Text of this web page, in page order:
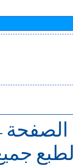
الصفحة